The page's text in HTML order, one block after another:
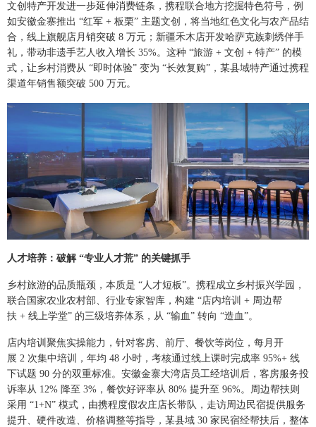
文创特产开发进一步延伸消费链条，携程联合地方挖掘特色符号，例
如安徽金寨推出 “红军 + 板栗” 主题文创，将当地红色文化与农产品结
合，线上旗舰店月销突破 8 万元；新疆禾木店开发哈萨克族刺绣伴手
礼，带动非遗手艺人收入增长 35%。这种 “旅游 + 文创 + 特产” 的模
式，让乡村消费从 “即时体验” 变为 “长效复购”，某县域特产通过携程
渠道年销售额突破 500 万元。
人才培养：破解 “专业人才荒” 的关键抓手
乡村旅游的品质瓶颈，本质是 “人才短板”。携程成立乡村振兴学园，
联合国家农业农村部、行业专家智库，构建 “店内培训 + 周边帮
扶 + 线上学堂” 的三级培养体系，从 “输血” 转向 “造血”。
店内培训聚焦实操能力，针对客房、前厅、餐饮等岗位，每月开
展 2 次集中培训，年均 48 小时，考核通过线上课时完成率 95%+ 线
下试题 90 分的双重标准。安徽金寨大湾店员工经培训后，客房服务投
诉率从 12% 降至 3%，餐饮好评率从 80% 提升至 96%。周边帮扶则
采用 “1+N” 模式，由携程度假农庄店长带队，走访周边民宿提供服务
提升、硬件改造、价格调整等指导，某县域 30 家民宿经帮扶后，整体